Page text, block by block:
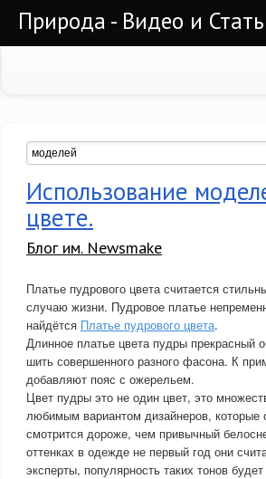
Природа - Видео и
Использование
цвете.
Блог им. Newsmake
Платье пудрового цвета считается
случаю жизни. Пудровое платье
найдётся Платье пудрового цвета.
Длинное платье цвета пудры прекрасный
шить совершенного разного фасона. К
добавляют пояс с ожерельем.
Цвет пудры это не один цвет, это
любимым вариантом дизайнеров, которые
смотрится дороже, чем привычный
оттенках в одежде не первый год они
эксперты, популярность таких тонов